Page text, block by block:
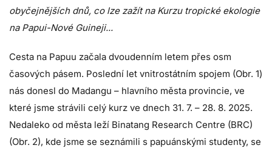
obyčejnějších dnů, co lze zažít na Kurzu tropické ekologie
na Papui-Nové Guineji...
Cesta na Papuu začala dvoudenním letem přes osm
časových pásem. Poslední let vnitrostátním spojem (Obr. 1)
nás donesl do Madangu – hlavního města provincie, ve
které jsme strávili celý kurz ve dnech 31. 7. – 28. 8. 2025.
Nedaleko od města leží Binatang Research Centre (BRC)
(Obr. 2), kde jsme se seznámili s papuánskými studenty, se